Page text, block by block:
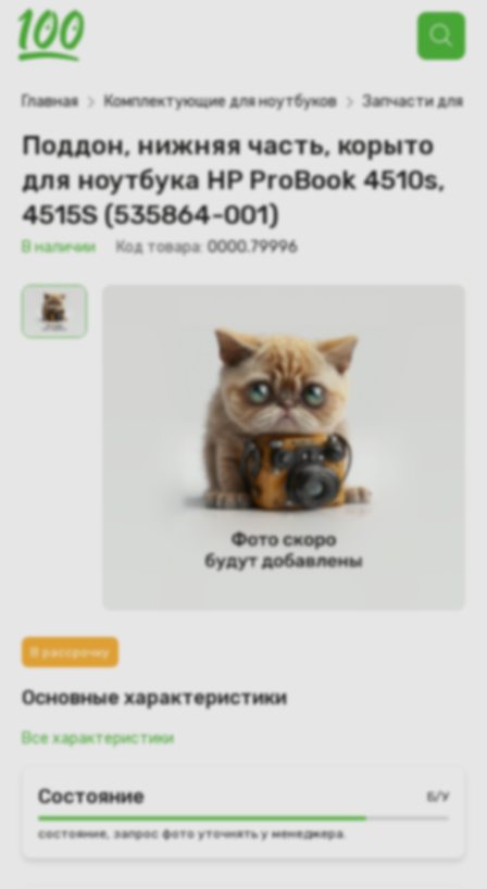
Поиск
товаров
Главная Комплектующие для ноутбуков Запчасти для
Поддон, нижняя часть, корыто
для ноутбука HP ProBook 4510s,
4515S (535864-001)
В наличии Код товара: 0000.79996
В рассрочку
Основные характеристики
Все характеристики
Состояние Б/У
состояние, запрос фото уточнять у менеджера.